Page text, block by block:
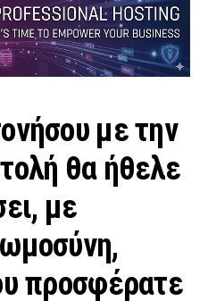
με την
θα ήθελε
με
προσφέρατε